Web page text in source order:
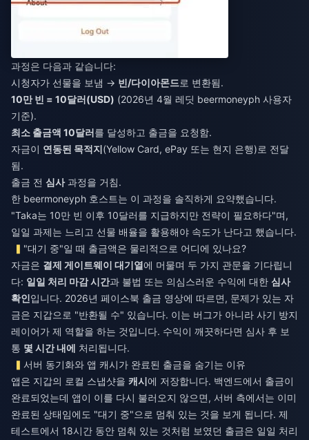
과정은 다음과 같습니다:
시청자가 선물을 보냄 → 빈/다이아몬드로 변환됨.
10만 빈 = 10달러(USD) (2026년 4월 레딧 beermoneyph 사용자
기준).
최소 출금액 10달러를 달성하고 출금을 요청함.
자금이 연동된 목적지(Yellow Card, ePay 또는 현지 은행)로 전달
됨.
출금 전 심사과정을 거침.
한 beermoneyph 호스트는 이 과정을 솔직하게 요약했습니다.
"Taka는 10만 빈 이후 10달러를 지급하지만 전략이 필요하다"며,
일일 과제는 느리고 선물 배율을 활용해야 속도가 난다고 했습니다.
"대기 중"일 때 출금액은 물리적으로 어디에 있나요?
자금은 결제 게이트웨이 대기열에 머물며 두 가지 관문을 기다립니
다: 일일 처리 마감 시간과 불법 또는 의심스러운 수익에 대한 심사
확인입니다. 2026년 페이스북 출금 영상에 따르면, 문제가 있는 자
금은 지갑으로 "반환될 수" 있습니다. 이는 버그가 아니라 사기 방지
레이어가 제 역할을 하는 것입니다. 수익이 깨끗하다면 심사 후 보
통 몇 시간 내에 처리됩니다.
서버 동기화와 앱 캐시가 완료된 출금을 숨기는 이유
앱은 지갑의 로컬 스냅샷을 캐시에 저장합니다. 백엔드에서 출금이
완료되었는데 앱이 이를 다시 불러오지 않으면, 서버 측에서는 이미
완료된 상태임에도 "대기 중"으로 멈춰 있는 것을 보게 됩니다. 제
테스트에서 18시간 동안 멈춰 있는 것처럼 보였던 출금은 일일 처리